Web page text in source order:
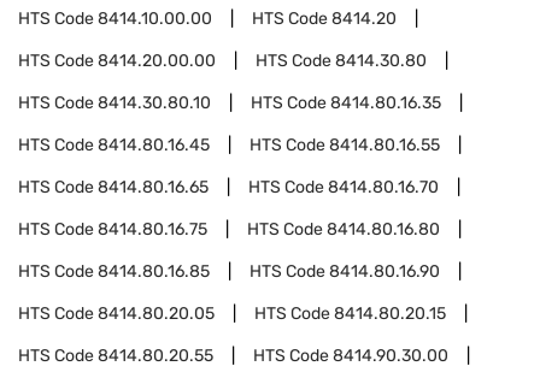
HTS Code8414.10.00.00 HTS Code8414.20
HTS Code8414.20.00.00 HTS Code8414.30.80
HTS Code8414.30.80.10 HTS Code8414.80.16.35
HTS Code8414.80.16.45 HTS Code8414.80.16.55
HTS Code8414.80.16.65 HTS Code8414.80.16.70
HTS Code8414.80.16.75 HTS Code8414.80.16.80
HTS Code8414.80.16.85 HTS Code8414.80.16.90
HTS Code8414.80.20.05 HTS Code8414.80.20.15
HTS Code8414.80.20.55 HTS Code8414.90.30.00